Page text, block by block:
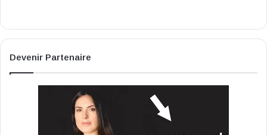
Devenir Partenaire